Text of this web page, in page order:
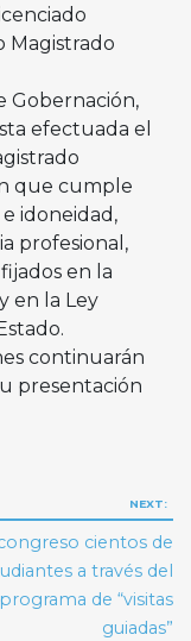
Magistrado
Gobernación,
efectuada el
que cumple
idoneidad,
profesional,
en la
en la Ley
continuarán
presentación
NEXT:
cientos de
a través del
programa de “visitas
guiadas”